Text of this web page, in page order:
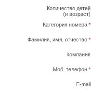
Количество детей
(и возраст)
Категория номера *
Фамилия, имя, отчество *
Компания
Моб. телефон *
E-mail